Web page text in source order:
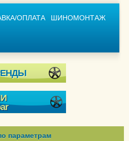
ОПЛАТА ШИНОМОНТАЖ
параметрам